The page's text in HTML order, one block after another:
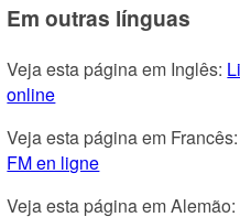
Em outras línguas
Veja esta página em Inglês:
online
Veja esta página em Francês:
FM en ligne
Veja esta página em Alemão: